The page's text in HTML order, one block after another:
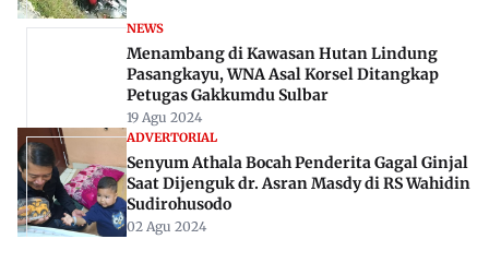
NEWS
Menambang di Kawasan Hutan Lindung
Pasangkayu, WNA Asal Korsel Ditangkap
Petugas Gakkumdu Sulbar
19 Agu 2024
ADVERTORIAL
Senyum Athala Bocah Penderita Gagal Ginjal
Saat Dijenguk dr. Asran Masdy di RS Wahidin
Sudirohusodo
02 Agu 2024